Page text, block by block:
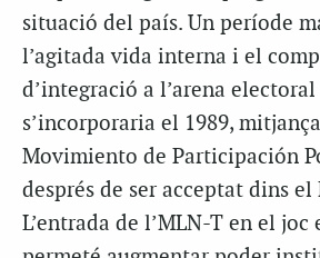
situació del país. Un període
l’agitada vida interna i el
d’integració a l’arena
s’incorporaria el 1989,
Movimiento de Participación
després de ser acceptat dins
L’entrada de l’MLN-T en el